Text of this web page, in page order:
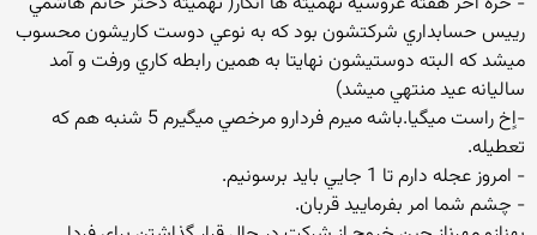
رييس حسابداري شركتشون بود كه به نوعي دوست كاريشون محسوب
ميشد كه البته دوستيشون نهايتا به همين رابطه كاري ورفت و آمد
ساليانه عيد منتهي ميشد)
-اٍخ راست ميگيا.باشه ميرم فردارو مرخصي ميگيرم 5 شنبه هم كه
تعطيله.
- امروز عجله دارم تا 1 جايي بايد برسونيم.
- چشم شما امر بفرماييد قربان.